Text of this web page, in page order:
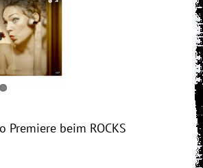
Premiere beim ROCKS